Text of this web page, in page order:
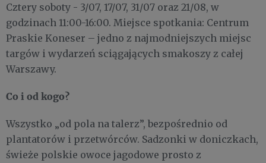
Cztery soboty - 3/07, 17/07, 31/07 oraz 21/08, w
godzinach 11:00-16:00. Miejsce spotkania: Centrum
Praskie Koneser – jedno z najmodniejszych miejsc
targów i wydarzeń sciągających smakoszy z całej
Warszawy.
Co i od kogo?
Wszystko „od pola na talerz”, bezpośrednio od
plantatorów i przetwórców. Sadzonki w doniczkach,
świeże polskie owoce jagodowe prosto z